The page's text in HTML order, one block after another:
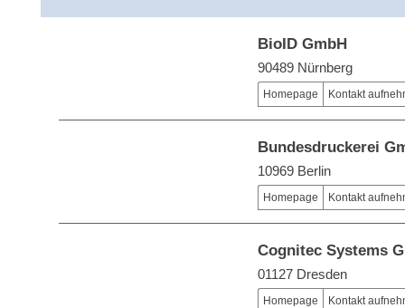
BioID GmbH
90489 Nürnberg
Homepage Kontakt
Bundesdruckerei
10969 Berlin
Homepage Kontakt
Cognitec Systems
01127 Dresden
Homepage Kontakt